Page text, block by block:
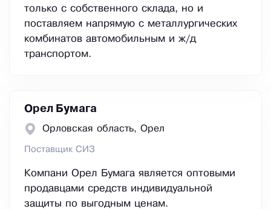
только с собственного склада, но и
поставляем напрямую с металлургических
комбинатов автомобильным и ж/д
транспортом.
Орел Бумага
Орловская область, Орел
Поставщик СИЗ
Компани Орел Бумага является оптовыми
продавцами средств индивидуальной
защиты по выгодным ценам.